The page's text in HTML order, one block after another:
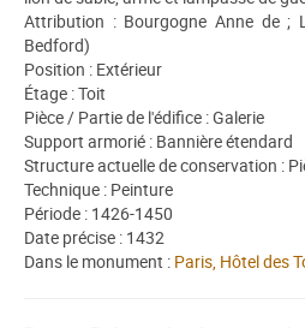
Attribution : Bourgogne Anne de ;
Bedford)
Position : Extérieur
Étage : Toit
Pièce / Partie de l'édifice : Galerie
Support armorié : Bannière étendard
Structure actuelle de conservation :
Technique : Peinture
Période : 1426-1450
Date précise : 1432
Dans le monument : Paris, Hôtel des